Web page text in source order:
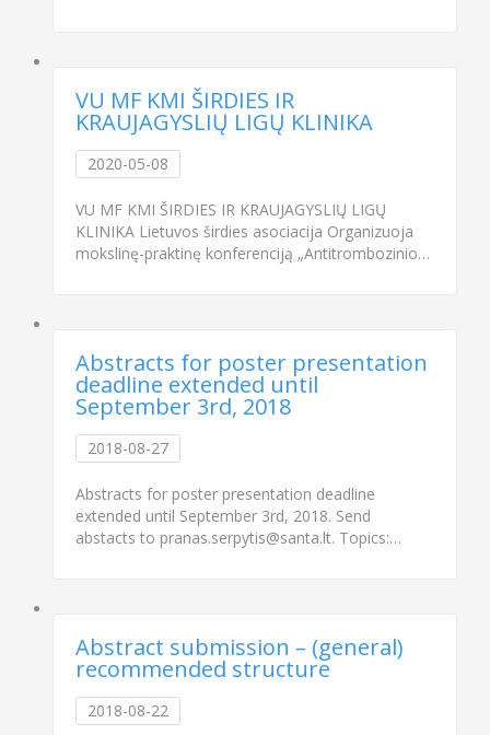
VU MF KMI ŠIRDIES IR
KRAUJAGYSLIŲ LIGŲ KLINIKA
2020-05-08
VU MF KMI ŠIRDIES IR KRAUJAGYSLIŲ LIGŲ
KLINIKA Lietuvos širdies asociacija Organizuoja
mokslinę-praktinę konferenciją „Antitrombozinio…
Abstracts for poster presentation
deadline extended until
September 3rd, 2018
2018-08-27
Abstracts for poster presentation deadline
extended until September 3rd, 2018. Send
abstacts to pranas.serpytis@santa.lt. Topics:…
Abstract submission – (general)
recommended structure
2018-08-22